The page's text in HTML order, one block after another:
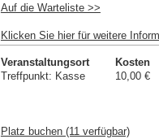
Auf die Warteliste >>
Klicken Sie hier für weitere
Veranstaltungsort
Treffpunkt: Kasse
Kosten
10,00 €
Platz buchen (11 verfügbar)